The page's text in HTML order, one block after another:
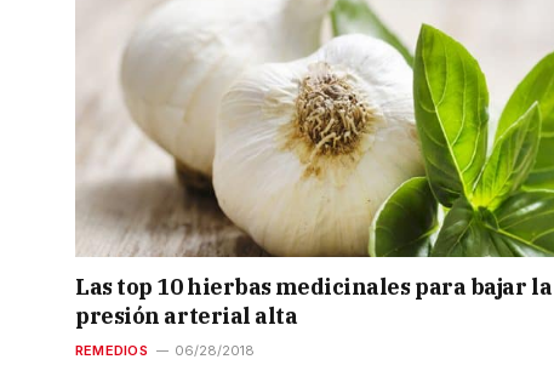
Las top 10 hierbas medicinales para bajar la
presión arterial alta
REMEDIOS 06/28/2018